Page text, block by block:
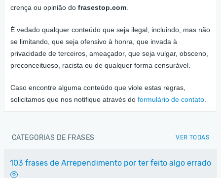
crença ou opinião do frasestop.com
É vedado qualquer conteúdo que seja ilegal, incluindo, mas não
se limitando, que seja ofensivo à honra, que invada à
privacidade de terceiros, ameaçador, que seja vulgar, obsceno,
preconceituoso, racista ou de qualquer forma censurável.
Caso encontre alguma conteúdo que viole estas regras,
solicitamos que nos notifique através do formulário de contato
CATEGORIAS DE FRASES VER TODAS
103 frases de Arrependimento por ter feito algo errado
🥺